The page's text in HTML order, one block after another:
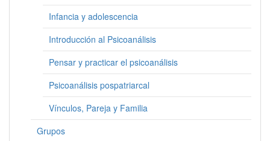
Infancia y adolescencia
Introducción al Psicoanálisis
Pensar y practicar el psicoanálisis
Psicoanálisis pospatriarcal
Vínculos, Pareja y Familia
Grupos